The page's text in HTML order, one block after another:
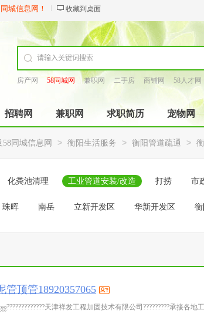
城信息网！ 收藏到桌面
房产网
58同城网 兼职网 二手房 商铺网 58人才网
招聘网 兼职网 求职简历 宠物网
同城信息网 > 衡阳生活服务 > 衡阳管道疏通 >
化粪池清理 工业管道安装/改造 打捞 市
珠晖 南岳 立新开发区 华新开发区 衡
顶管18920357065
天津祥发工程加固技术有限公司?????????承接各